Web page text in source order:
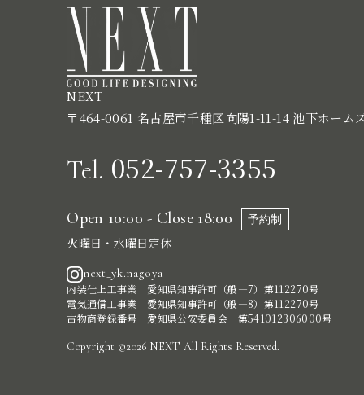
NEXT
〒464-0061 名古屋市千種区向陽1-11-14 池下ホーム
Tel. 052-757-3355
Open 10:00 - Close 18:00 予約制
火曜日・水曜日定休
next_yk.nagoya
内装仕上工事業 愛知県知事許可（般―7）第112270号
電気通信工事業 愛知県知事許可（般―8）第112270号
古物商登録番号 愛知県公安委員会 第541012306000号
Copyright ©2026 NEXT All Rights Reserved.